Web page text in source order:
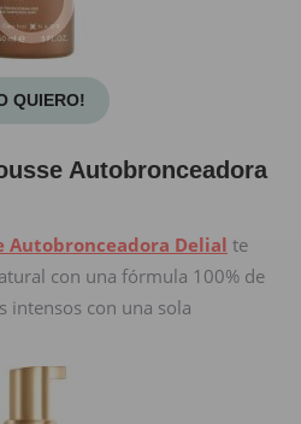
QUIERO!
Autobronceadora
Autobronceadora Delial te
con una fórmula 100% de
intensos con una sola